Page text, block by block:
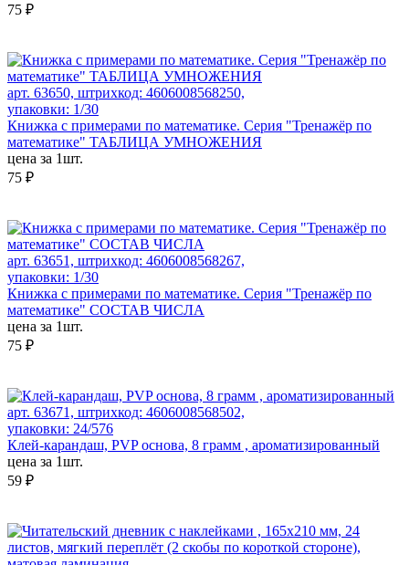
75 ₽
арт. 63650, штрихкод: 4606008568250,
упаковки: 1/30
Книжка с примерами по математике. Серия "Тренажёр по
математике" ТАБЛИЦА УМНОЖЕНИЯ
цена за 1шт.
75 ₽
арт. 63651, штрихкод: 4606008568267,
упаковки: 1/30
Книжка с примерами по математике. Серия "Тренажёр по
математике" СОСТАВ ЧИСЛА
цена за 1шт.
75 ₽
арт. 63671, штрихкод: 4606008568502,
упаковки: 24/576
Клей-карандаш, PVP основа, 8 грамм , ароматизированный
цена за 1шт.
59 ₽